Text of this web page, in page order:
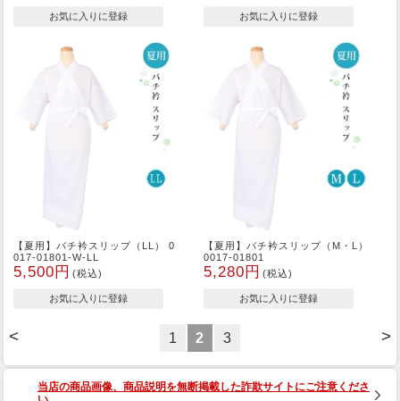
【夏用】バチ衿スリップ（LL） 0
017-01801-W-LL
5,500円 (税込)
【夏用】バチ衿スリップ（M・L）
0017-01801
5,280円 (税込)
< >
1 2 3
当店の商品画像、商品説明を無断掲載した詐欺サイトにご注意くださ